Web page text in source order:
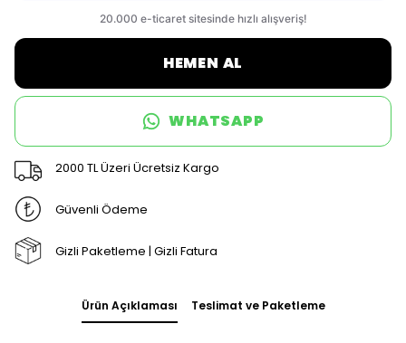
HEMEN AL
WHATSAPP
2000 TL Üzeri Ücretsiz Kargo
Güvenli Ödeme
Gizli Paketleme | Gizli Fatura
Ürün Açıklaması Teslimat ve Paketleme